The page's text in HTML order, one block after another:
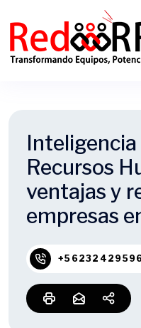
Recursos
ventajas y
empresas